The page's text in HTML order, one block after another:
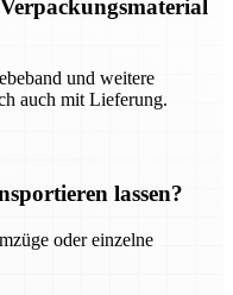
und weitere
auch mit Lieferung.
lassen?
oder einzelne